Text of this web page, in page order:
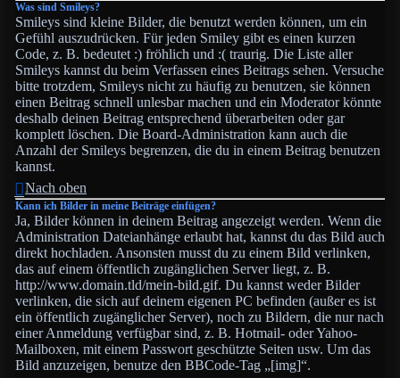
Was sind Smileys?
Smileys sind kleine Bilder, die benutzt werden können, um ein
Gefühl auszudrücken. Für jeden Smiley gibt es einen kurzen
Code, z. B. bedeutet :) fröhlich und :( traurig. Die Liste aller
Smileys kannst du beim Verfassen eines Beitrags sehen. Versuche
bitte trotzdem, Smileys nicht zu häufig zu benutzen, sie können
einen Beitrag schnell unlesbar machen und ein Moderator könnte
deshalb deinen Beitrag entsprechend überarbeiten oder gar
komplett löschen. Die Board-Administration kann auch die
Anzahl der Smileys begrenzen, die du in einem Beitrag benutzen
kannst.
Nach oben
Kann ich Bilder in meine Beiträge einfügen?
Ja, Bilder können in deinem Beitrag angezeigt werden. Wenn die
Administration Dateianhänge erlaubt hat, kannst du das Bild auch
direkt hochladen. Ansonsten musst du zu einem Bild verlinken,
das auf einem öffentlich zugänglichen Server liegt, z. B.
http://www.domain.tld/mein-bild.gif. Du kannst weder Bilder
verlinken, die sich auf deinem eigenen PC befinden (außer es ist
ein öffentlich zugänglicher Server), noch zu Bildern, die nur nach
einer Anmeldung verfügbar sind, z. B. Hotmail- oder Yahoo-
Mailboxen, mit einem Passwort geschützte Seiten usw. Um das
Bild anzuzeigen, benutze den BBCode-Tag „[img]“.